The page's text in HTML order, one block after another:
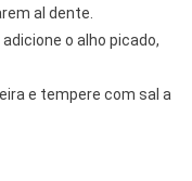
al dente.
o alho picado,
e tempere com sal a